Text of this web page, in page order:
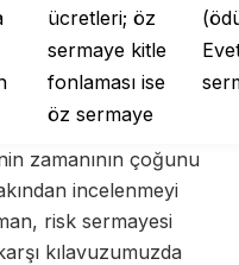
ücretleri; öz
sermaye kitle
fonlaması ise
öz sermaye
zamanının çoğunu
incelenmeyi
risk sermayesi
kılavuzumuzda